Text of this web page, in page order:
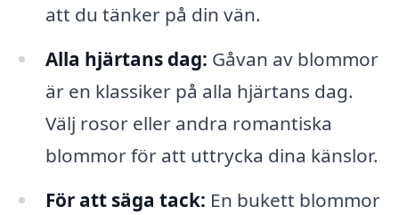
att du tänker på din vän.
Alla hjärtans dag: Gåvan av blommor
är en klassiker på alla hjärtans dag.
Välj rosor eller andra romantiska
blommor för att uttrycka dina känslor.
För att säga tack: En bukett blommor